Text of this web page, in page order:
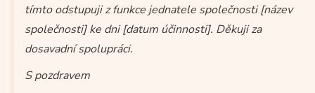
tímto odstupuji z funkce jednatele společnosti [název
společnosti] ke dni [datum účinnosti]. Děkuji za
dosavadní spolupráci.
S pozdravem